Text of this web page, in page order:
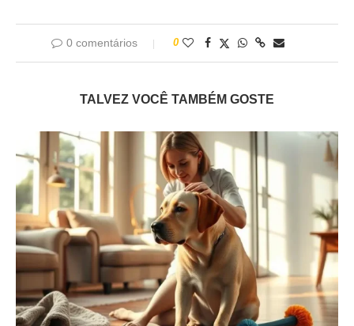
0 comentários 0
TALVEZ VOCÊ TAMBÉM GOSTE